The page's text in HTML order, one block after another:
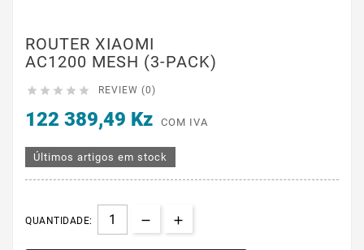
ROUTER XIAOMI
AC1200 MESH (3-PACK)
     REVIEW (0)
122 389,49 Kz COM IVA
Últimos artigos em stock
QUANTIDADE: